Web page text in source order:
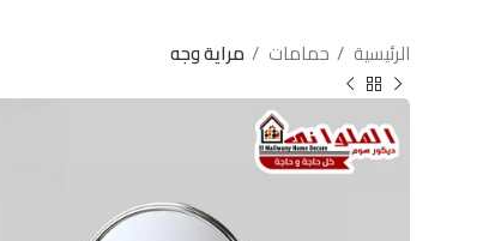
الرئيسية حمامات مراية وجه